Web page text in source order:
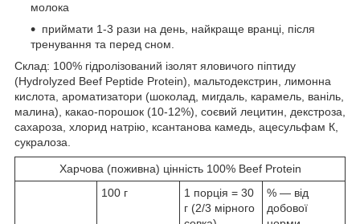
молока
приймати 1-3 рази на день, найкраще вранці, після
тренування та перед сном.
Склад: 100% гідролізований ізолят яловичого піптиду
(Hydrolyzed Beef Peptide Protein), мальтодекстрин, лимонна
кислота, ароматизатори (шоколад, мигдаль, карамель, ваніль,
малина), какао-порошок (10-12%), соєвий лецитин, декстроза,
сахароза, хлорид натрію, ксантанова камедь, ацесульфам К,
сукралоза.
Харчова (поживна) цінність 100% Beef Protein
100 г
1 порція = 30
г (2/3 мірного
% — від
добової